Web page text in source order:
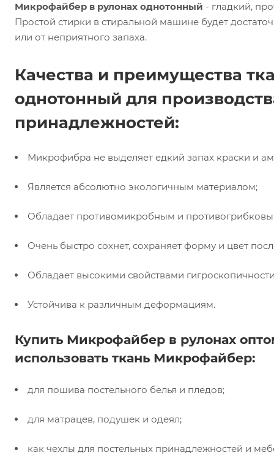
Микрофайбер в рулонах однотонный - гладкий,
Простой стирки в стиральной машине будет
или от неприятного запаха.
Качества и преимущества
однотонный для
принадлежностей:
Микрофибра не выделяет едкий запах краски и
Является абсолютно экологичным материалом;
Обладает противомикробным и
Очень быстро сохнет, сохраняет форму и цвет
Обладает высокими свойствами
Устойчива к различным деформациям.
Купить Микрофайбер в рулонах
использовать ткань Микрофайбер:
для пошива постельного белья и пледов;
для матрацев, подушек и одеял;
как чехлы для постельных принадлежностей и